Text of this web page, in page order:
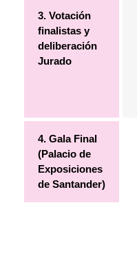
3. Votación
finalistas y
deliberación
Jurado
4. Gala Final
(Palacio de
Exposiciones
de Santander)